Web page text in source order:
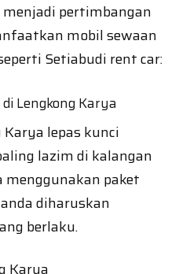
pertimbangan
mobil sewaan
Setiabudi rent car:
Lengkong Karya
lepas kunci
lazim di kalangan
paket
diharuskan
berlaku.